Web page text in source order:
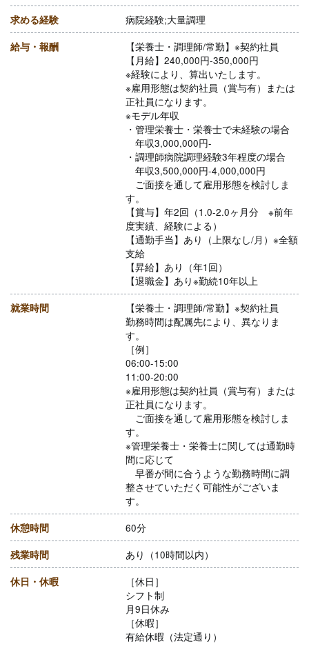
求める経験 病院経験;大量調理
給与・報酬
【栄養士・調理師/常勤】※契約社員
【月給】240,000円-350,000円
※経験により、算出いたします。
※雇用形態は契約社員（賞与有）または
正社員になります。
※モデル年収
・管理栄養士・栄養士で未経験の場合
年収3,000,000円-
・調理師病院調理経験3年程度の場合
年収3,500,000円-4,000,000円
ご面接を通して雇用形態を検討しま
す。
【賞与】年2回（1.0-2.0ヶ月分 ※前年
度実績、経験による）
【通勤手当】あり（上限なし/月）※全額
支給
【昇給】あり（年1回）
【退職金】あり※勤続10年以上
就業時間
【栄養士・調理師/常勤】※契約社員
勤務時間は配属先により、異なりま
す。
［例］
06:00-15:00
11:00-20:00
※雇用形態は契約社員（賞与有）または
正社員になります。
ご面接を通して雇用形態を検討しま
す。
※管理栄養士・栄養士に関しては通勤時
間に応じて
早番が間に合うような勤務時間に調
整させていただく可能性がございま
す。
休憩時間 60分
残業時間 あり（10時間以内）
休日・休暇
［休日］
シフト制
月9日休み
［休暇］
有給休暇（法定通り）